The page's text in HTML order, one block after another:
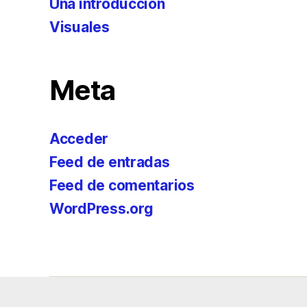
Una introducción
Visuales
Meta
Acceder
Feed de entradas
Feed de comentarios
WordPress.org